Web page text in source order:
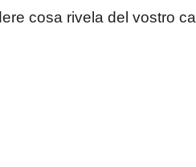
cosa rivela del vostro